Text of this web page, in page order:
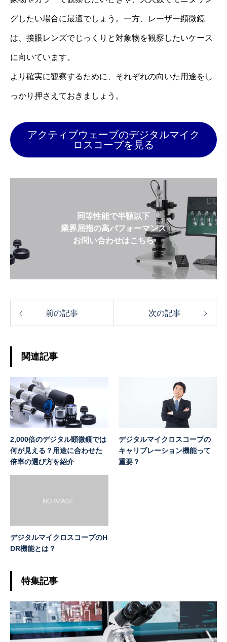
グしたい場合に最適でしょう。一方、レーザー顕微鏡
は、接眼レンズでじっくりと対象物を観察したいケース
に向いています。
より確実に観察するために、それぞれの向いた用途をし
っかり押さえておきましょう。
アクティブウェーブのデジタルマイク
ロスコープを見る
同等性能で半額以下
業界屈指の高パフォーマンス
お問い合わせはこちら
前の記事 次の記事
関連記事
2,000倍のデジタル顕微鏡では
何が見える？用途に合わせた
倍率の選び方を紹介
デジタルマイクロスコープの
キャリブレーション機能って
重要？
デジタルマイクロスコープのH
DR機能とは？
特集記事